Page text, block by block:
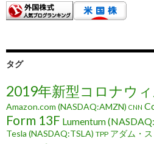
タグ
2019年新型コロナウ
Amazon.com (NASDAQ:AMZN) CNN
Form 13F Lumentum
Tesla (NASDAQ:TSLA) TPP アダム・ス